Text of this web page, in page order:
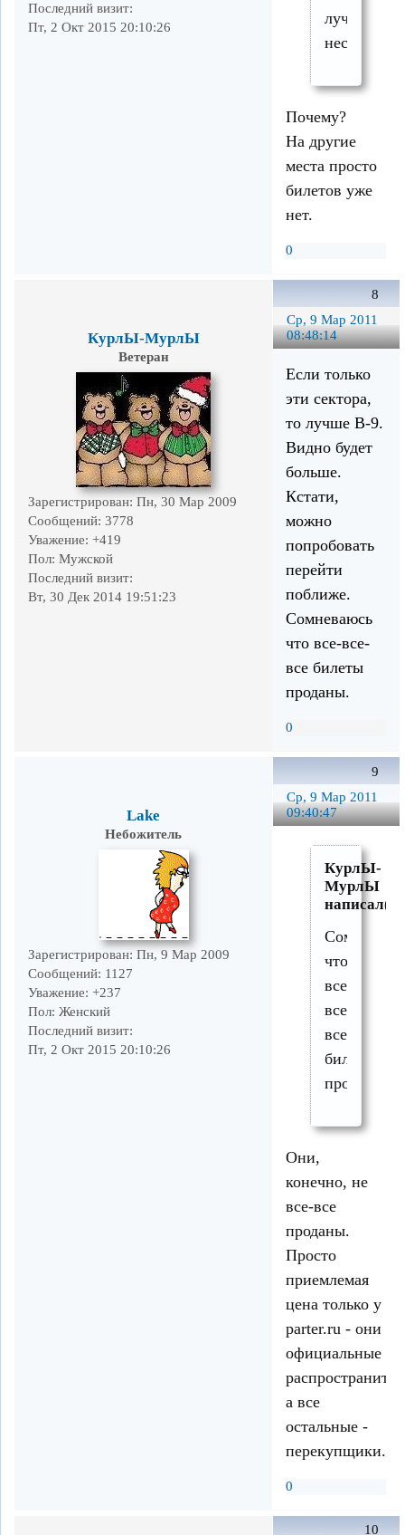
Последний визит:
Пт, 2 Окт 2015 20:10:26
лучше
нестоит
Почему?
На другие
места просто
билетов уже
нет.
0
8
Ср, 9 Мар 2011
08:48:14
КурлЫ-МурлЫ
Ветеран
Зарегистрирован: Пн, 30 Мар 2009
Сообщений: 3778
Уважение: +419
Пол: Мужской
Последний визит:
Вт, 30 Дек 2014 19:51:23
Если только
эти сектора,
то лучше В-9.
Видно будет
больше.
Кстати,
можно
попробовать
перейти
поближе.
Сомневаюсь
что все-все-
все билеты
проданы.
0
9
Ср, 9 Мар 2011
09:40:47
Lake
Небожитель
Зарегистрирован: Пн, 9 Мар 2009
Сообщений: 1127
Уважение: +237
Пол: Женский
Последний визит:
Пт, 2 Окт 2015 20:10:26
КурлЫ-
МурлЫ
что
все-
все-
все
билеты
проданы.
Они,
конечно, не
все-все
проданы.
Просто
приемлемая
цена только у
parter.ru - они
официальные
а все
остальные -
перекупщики.
0
10